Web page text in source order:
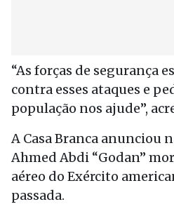
“As forças de segurança
contra esses ataques e
população nos ajude”,
A Casa Branca anunciou
Ahmed Abdi “Godan”
aéreo do Exército
passada.